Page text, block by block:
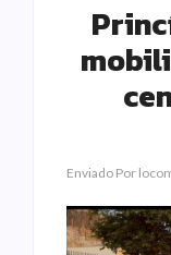
Enviado Por